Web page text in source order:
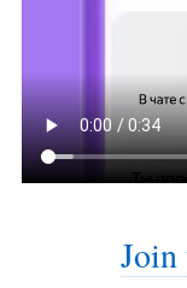
Join